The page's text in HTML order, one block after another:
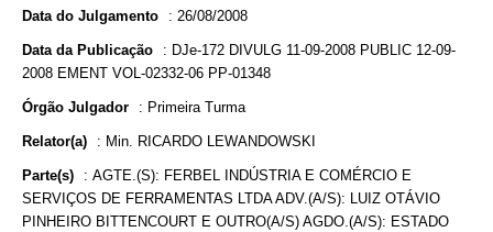
Data do Julgamento : 26/08/2008
Data da Publicação : DJe-172 DIVULG 11-09-2008 PUBLIC 12-09-
2008 EMENT VOL-02332-06 PP-01348
Órgão Julgador : Primeira Turma
Relator(a) : Min. RICARDO LEWANDOWSKI
Parte(s) : AGTE.(S): FERBEL INDÚSTRIA E COMÉRCIO E
SERVIÇOS DE FERRAMENTAS LTDA ADV.(A/S): LUIZ OTÁVIO
PINHEIRO BITTENCOURT E OUTRO(A/S) AGDO.(A/S): ESTADO